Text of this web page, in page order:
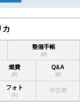
カ
整備手帳
(3)
燃費
(0)
Q&A
(0)
フォト
(1)
中古車